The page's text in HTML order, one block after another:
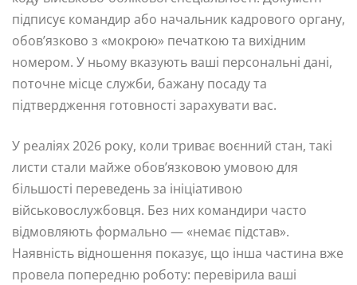
підписує командир або начальник кадрового органу,
обов’язково з «мокрою» печаткою та вихідним
номером. У ньому вказують ваші персональні дані,
поточне місце служби, бажану посаду та
підтвердження готовності зарахувати вас.
У реаліях 2026 року, коли триває воєнний стан, такі
листи стали майже обов’язковою умовою для
більшості переведень за ініціативою
військовослужбовця. Без них командири часто
відмовляють формально — «немає підстав».
Наявність відношення показує, що інша частина вже
провела попередню роботу: перевірила ваші